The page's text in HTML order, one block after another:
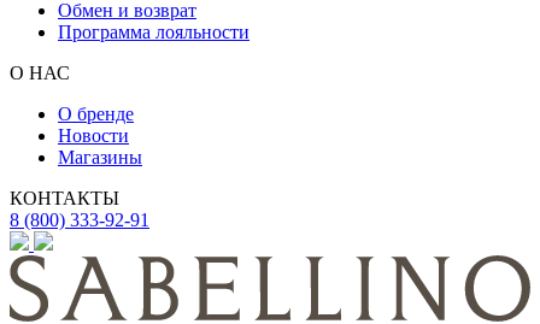
Обмен и возврат
Программа лояльности
О НАС
О бренде
Новости
Магазины
КОНТАКТЫ
8 (800) 333-92-91